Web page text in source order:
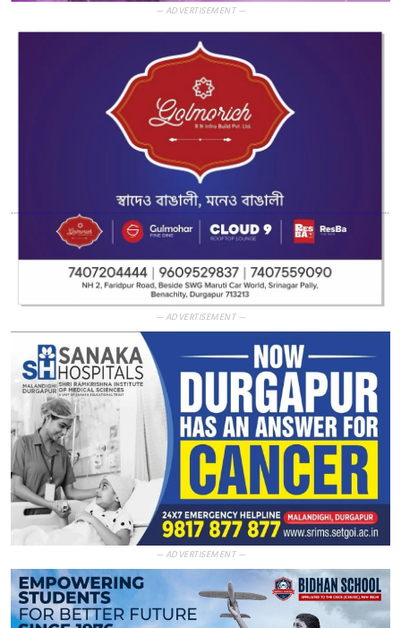
— ADVERTISEMENT —
— ADVERTISEMENT —
— ADVERTISEMENT —